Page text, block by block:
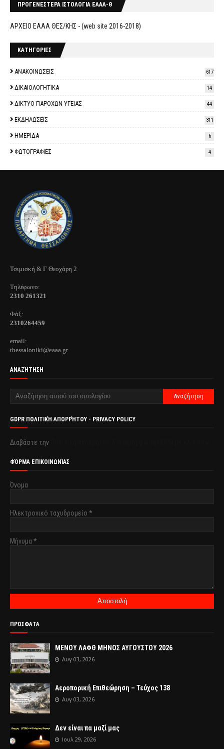
ΠΡΟΓΕΝΕΣΤΕΡΑ ΙΣΤΟΛΟΓΙΑ ΕΑΑΑ-Θ
ΑΡΧΕΙΟ ΕΑΑΑ ΘΕΣ/ΚΗΣ - (web site 2016-2018)
ΚΑΤΗΓΟΡΙΕΣ
ΑΝΑΚΟΙΝΩΣΕΙΣ 617
ΔΙΚΑΙΟΛΟΓΗΤΙΚΑ 14
ΔΙΚΤΥΟ ΠΑΡΟΧΩΝ ΥΓΕΙΑΣ 44
ΕΚΔΗΛΩΣΕΙΣ 311
ΗΜΕΡΙΔΑ 6
ΦΩΤΟΓΡΑΦΙΕΣ 4
Τσιμισκή & Γ Θεοχάρη 2
Τηλέφωνo:
2310 261321
Φάξ:
2310264459
email:
thessaloniki@eaaa.gr
ΑΝΑΖΉΤΗΣΗ
GDPR ΠΟΛΙΤΙΚΉ ΑΠΟΡΡΉΤΟΥ - PRIVACY POLICY
Διαβάστε την
ΦΌΡΜΑ ΕΠΙΚΟΙΝΩΝΊΑΣ
Όνομα
Ηλεκτρονικό ταχυδρομείο *
Μήνυμα *
ΠΡΟΣΦΑΤΑ
ΜΕΝΟΥ ΛΑΦΘ ΜΗΝΟΣ ΑΥΓΟΥΣΤΟΥ 2026
Αυγ 03, 2026
Αεροπορική Επιθεώρηση – Τεύχος 138
Αυγ 03, 2026
Δεν είναι πα μαζί μας
Ιουλ 29, 2026